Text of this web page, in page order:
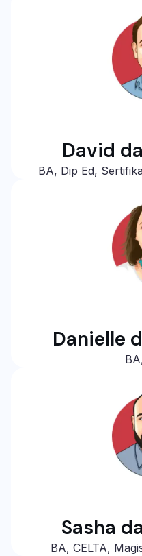
David
BA, Dip Ed,
Danielle
Sasha
BA, CELTA,